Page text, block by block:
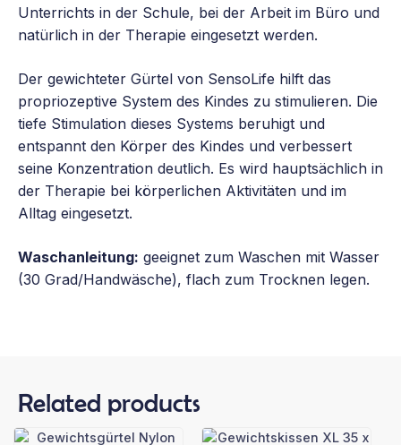
Unterrichts in der Schule, bei der Arbeit im Büro und
natürlich in der Therapie eingesetzt werden.
Der gewichteter Gürtel von SensoLife hilft das
propriozeptive System des Kindes zu stimulieren. Die
tiefe Stimulation dieses Systems beruhigt und
entspannt den Körper des Kindes und verbessert
seine Konzentration deutlich. Es wird hauptsächlich in
der Therapie bei körperlichen Aktivitäten und im
Alltag eingesetzt.
Waschanleitung: geeignet zum Waschen mit Wasser
(30 Grad/Handwäsche), flach zum Trocknen legen.
Related products